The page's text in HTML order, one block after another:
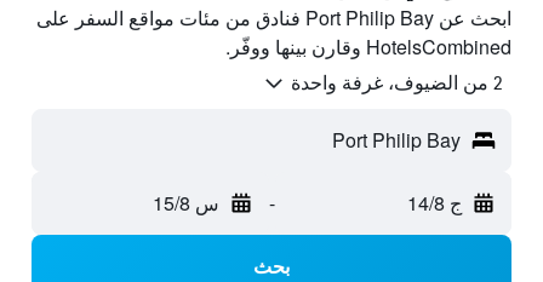
ابحث عن Port Philip Bay فنادق من مئات مواقع السفر على
HotelsCombined وقارن بينها ووفّر.
2 من الضيوف، غرفة واحدة
Port Philip Bay
ج 14/8 - س 15/8
بحث